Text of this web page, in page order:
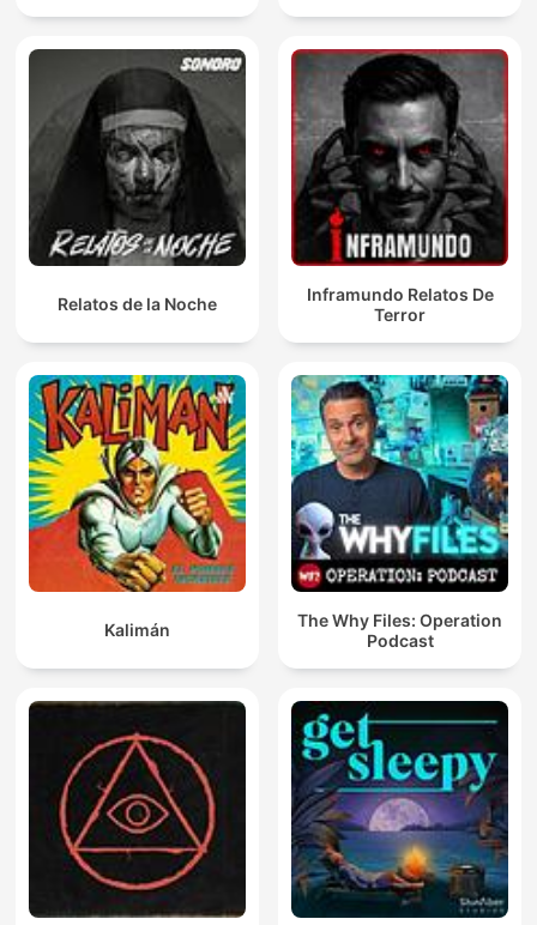
Relatos de la Noche
Inframundo Relatos De
Terror
Kalimán
The Why Files: Operation
Podcast